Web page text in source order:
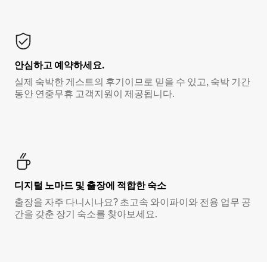
안심하고 예약하세요.
실제 숙박한 게스트의 후기이므로 믿을 수 있고, 숙박 기간
동안 연중무휴 고객지원이 제공됩니다.
디지털 노마드 및 출장에 적합한 숙소
출장을 자주 다니시나요? 초고속 와이파이와 전용 업무 공
간을 갖춘 장기 숙소를 찾아보세요.